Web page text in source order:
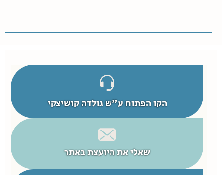
הקו הפתוח ע"ש גולדה קושיצקי
שאלי את היועצת באתר